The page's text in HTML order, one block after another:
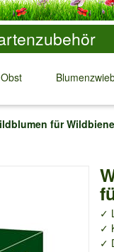
Obst
↓
für
✓
✓
✓